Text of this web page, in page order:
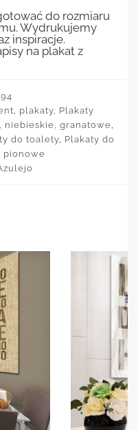
do rozmiaru
Wydrukujemy
inspiracje.
na plakat z
plakaty, Plakaty
niebieskie, granatowe
do toalety, Plakaty do
pionowe